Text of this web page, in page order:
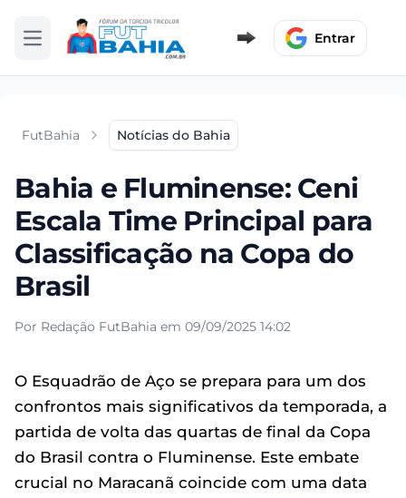
Abrir menu Entrar
FutBahia Notícias do Bahia
Bahia e Fluminense: Ceni
Escala Time Principal para
Classificação na Copa do
Brasil
Por Redação FutBahia em 09/09/2025 14:02
O Esquadrão de Aço se prepara para um dos
confrontos mais significativos da temporada, a
partida de volta das quartas de final da Copa
do Brasil contra o Fluminense. Este embate
crucial no Maracanã coincide com uma data